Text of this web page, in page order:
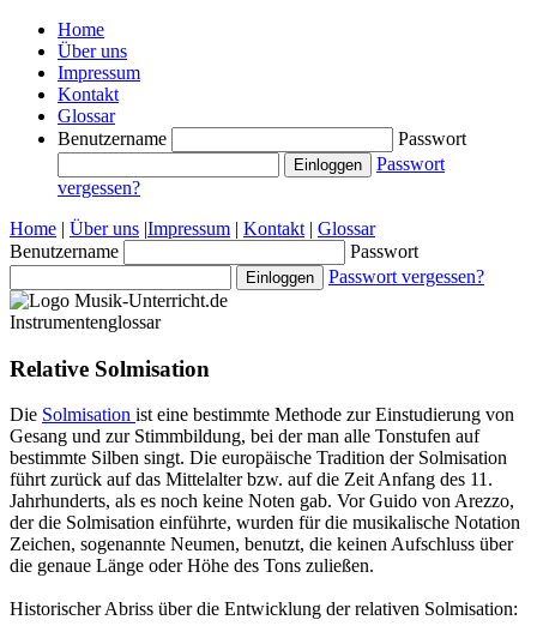
Home
Über uns
Impressum
Kontakt
Glossar
Benutzername
Passwort
Passwort
vergessen?
Home | Über uns |Impressum | Kontakt | Glossar
Benutzername
Passwort
Passwort vergessen?
Instrumentenglossar
Relative Solmisation
Die Solmisation ist eine bestimmte Methode zur Einstudierung von
Gesang und zur Stimmbildung, bei der man alle Tonstufen auf
bestimmte Silben singt. Die europäische Tradition der Solmisation
führt zurück auf das Mittelalter bzw. auf die Zeit Anfang des 11.
Jahrhunderts, als es noch keine Noten gab. Vor Guido von Arezzo,
der die Solmisation einführte, wurden für die musikalische Notation
Zeichen, sogenannte Neumen, benutzt, die keinen Aufschluss über
die genaue Länge oder Höhe des Tons zuließen.
Historischer Abriss über die Entwicklung der relativen Solmisation: